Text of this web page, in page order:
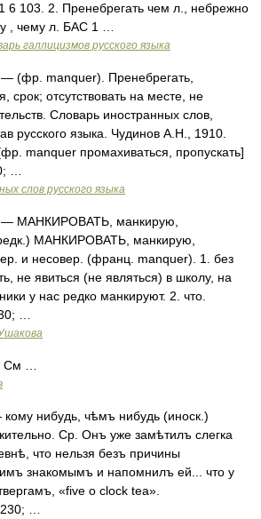
6 103. 2. Пренебрегать чем л., небрежно
, чему л. БАС 1 …
галлицизмов русского языка
— (фр. manquer). Пренебрегать,
срок; отсутствовать на месте, не
Словарь иностранных слов,
русского языка. Чудинов А.Н., 1910.
manquer промахиваться, пропускать]
…
слов русского языка
— МАНКИРОВАТЬ, манкирую,
МАНКИРОВАТЬ, манкирую,
и несовер. (франц. manquer). 1. без
не явиться (не являться) в школу, на
у нас редко манкируют. 2. что.
…
…
нибудь, чѣмъ нибудь (иноск.)
Ср. Онъ уже замѣтилъ слегка
что нельзя безъ причины
знакомымъ и напомнилъ ей... что у
«five o clock tea».
…